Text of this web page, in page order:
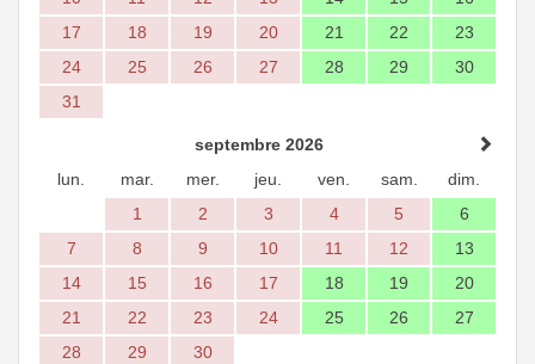
17
18 19 20 21 22
23
24
25 26 27 28 29
30
31
septembre 2026
lun.
mar. mer. jeu. ven. sam.
dim.
1
2 3 4 5
6
7
8 9 10 11 12
13
14
15 16 17 18 19
20
21
22 23 24 25 26
27
28
29 30